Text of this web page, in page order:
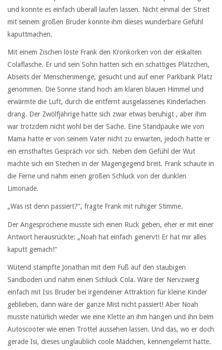
und konnte es einfach überall laufen lassen. Nicht einmal der Streit
mit seinem großen Bruder konnte ihm dieses wunderbare Gefühl
kaputtmachen.
Mit einem Zischen löste Frank den Kronkorken von der eiskalten
Colaflasche. Er und sein Sohn hatten sich ein schattiges Plätzchen,
Abseits der Menschenmenge, gesucht und auf einer Parkbank Platz
genommen. Die Sonne stand hoch am klaren blauen Himmel und
erwärmte die Luft, durch die entfernt ausgelassenes Kinderlachen
drang. Der Zwölfjährige hatte sich zwar etwas beruhigt , aber ihm
war trotzdem nicht wohl bei der Sache. Eine Standpauke wie von
Mama hatte er von seinem Vater nicht zu erwarten, jedoch hatte er
ein ernsthaftes Gespräch vor sich. Neben dem Gefühl der Wut
machte sich ein Stechen in der Magengegend breit. Frank schaute in
die Ferne und nahm einen großen Schluck von der dunklen
Limonade.
„Was ist denn passiert?“, fragte Frank mit ruhiger Stimme.
Der Angesprochene musste sich einen Ruck geben, eher er mit einer
Antwort herausrückte: „Noah hat einfach genervt! Er hat mir alles
kaputt gemach!“
Wütend stampfte Jonathan mit dem Fuß auf den staubigen
Sandboden und nahm einen Schluck Cola. Wäre der Nervzwerg
einfach mit Isis Bruder bei irgendeiner Attraktion für kleine Kinder
geblieben, dann wäre der ganze Mist nicht passiert! Aber Noah
musste natürlich wieder wie eine Klette an ihm hängen und ihn beim
Autoscooter wie einen Trottel aussehen lassen. Und das, wo er doch
gerade Isi, dieses unglaublich coole Mädchen, kennengelernt hatte.